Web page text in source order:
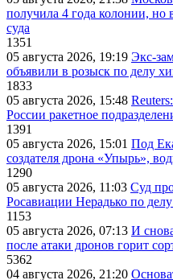
получила 4 года колонии, но
суда
1351
05 августа 2026, 19:19 Экс-
объявили в розыск по делу
1833
05 августа 2026, 15:48
России ракетное
1391
05 августа 2026, 15:01 Под
создателя дрона «Упырь»,
1290
05 августа 2026, 11:03 Суд
Росавиации Нерадько по
1153
05 августа 2026, 07:13 И
после атаки дронов горит
5362
04 августа 2026, 21:20